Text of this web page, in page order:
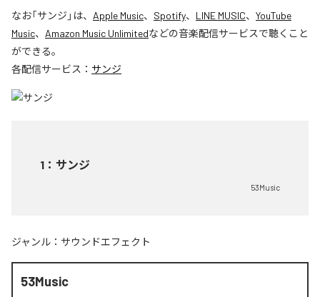
なお「サンジ 」は、 Apple Music、 Spotify、 LINE MUSIC、 YouTube
Music、 Amazon Music Unlimitedなどの音楽配信サービスで聴くこと
ができる。
各配信サービス： サンジ
1 ： サンジ
53Music
ジャンル： サウンドエフェクト
53Music